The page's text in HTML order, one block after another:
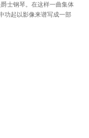
士钢琴。在这样一曲集体
功起以影像来谱写成一部